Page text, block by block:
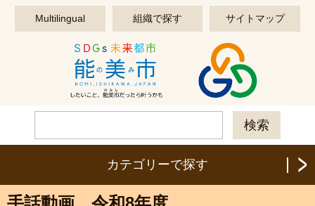
このページの本文へ移動する
Multilingual 組織で探す サイトマップ
カテゴリーで探す